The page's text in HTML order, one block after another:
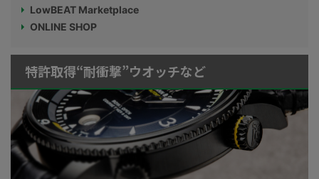
LowBEAT Marketplace
ONLINE SHOP
特許取得“耐衝撃”ウオッチなど